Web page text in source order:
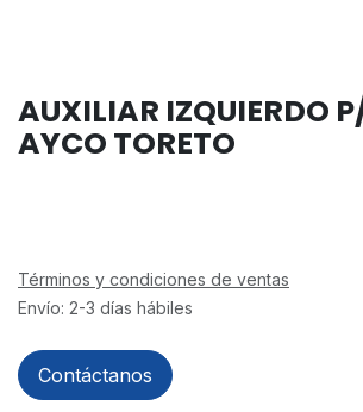
AUXILIAR IZQUIERDO
AYCO TORETO
Términos y condiciones de ventas
Envío: 2-3 días hábiles
Contáctanos